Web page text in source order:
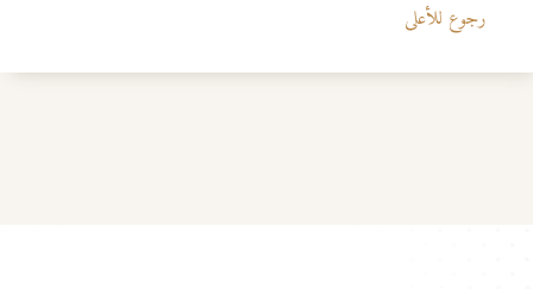
رجوع للأعلى